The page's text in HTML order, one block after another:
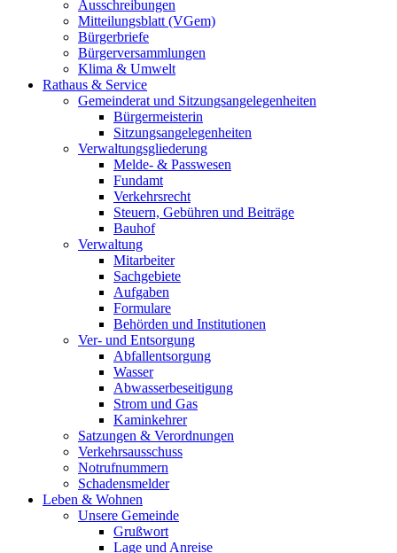
Ausschreibungen
Mitteilungsblatt (VGem)
Bürgerbriefe
Bürgerversammlungen
Klima & Umwelt
Rathaus & Service
Gemeinderat und Sitzungsangelegenheiten
Bürgermeisterin
Sitzungsangelegenheiten
Verwaltungsgliederung
Melde- & Passwesen
Fundamt
Verkehrsrecht
Steuern, Gebühren und Beiträge
Bauhof
Verwaltung
Mitarbeiter
Sachgebiete
Aufgaben
Formulare
Behörden und Institutionen
Ver- und Entsorgung
Abfallentsorgung
Wasser
Abwasserbeseitigung
Strom und Gas
Kaminkehrer
Satzungen & Verordnungen
Verkehrsausschuss
Notrufnummern
Schadensmelder
Leben & Wohnen
Unsere Gemeinde
Grußwort
Lage und Anreise